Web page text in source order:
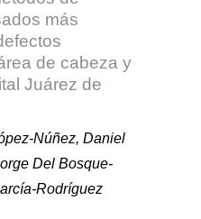
más
de cabeza y
Juárez de
Núñez, Daniel
Del Bosque-
Rodríguez